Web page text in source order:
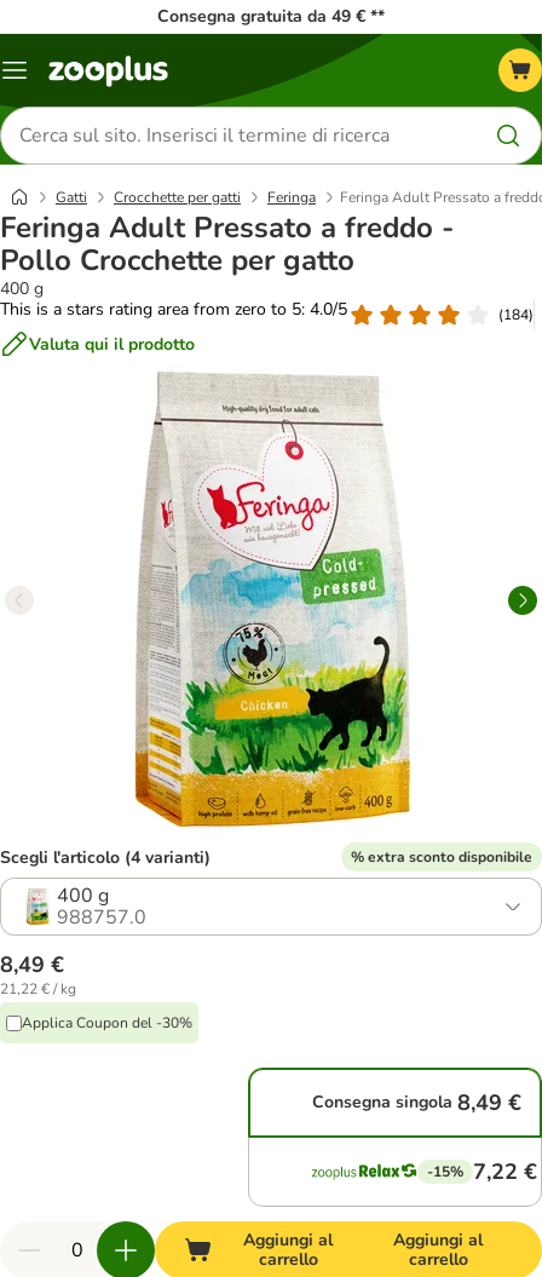
Consegna gratuita da 49 € **
Overview
Cerca
prodotti
Gatti Crocchette per gatti Feringa Feringa Adult Pressato a
Feringa Adult Pressato a freddo -
Pollo Crocchette per gatto
400 g
This is a stars rating area from zero to 5: 4.0/5
(184)
Valuta qui il prodotto
Scegli l'articolo (4 varianti) % extra sconto disponibile
400 g
988757.0
8,49 €
21,22 € / kg
Applica Coupon del -30%
Consegna singola 8,49 €
-15% 7,22 €
Aggiungi al
carrello
Aggiungi al
carrello